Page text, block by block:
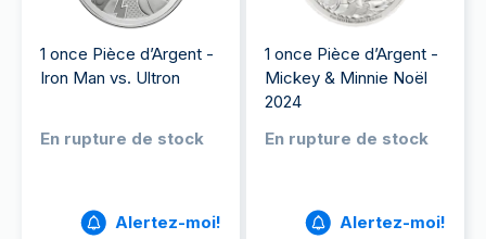
1 once Pièce d’Argent -
Iron Man vs. Ultron
En rupture de stock
Alertez-moi!
1 once Pièce d’Argent -
Mickey & Minnie Noël
2024
En rupture de stock
Alertez-moi!